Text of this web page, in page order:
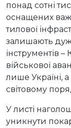
понад сотні
оснащених
тилової
залишають
інструментів
військової
лише Україні,
світовому
У листі
уникнути